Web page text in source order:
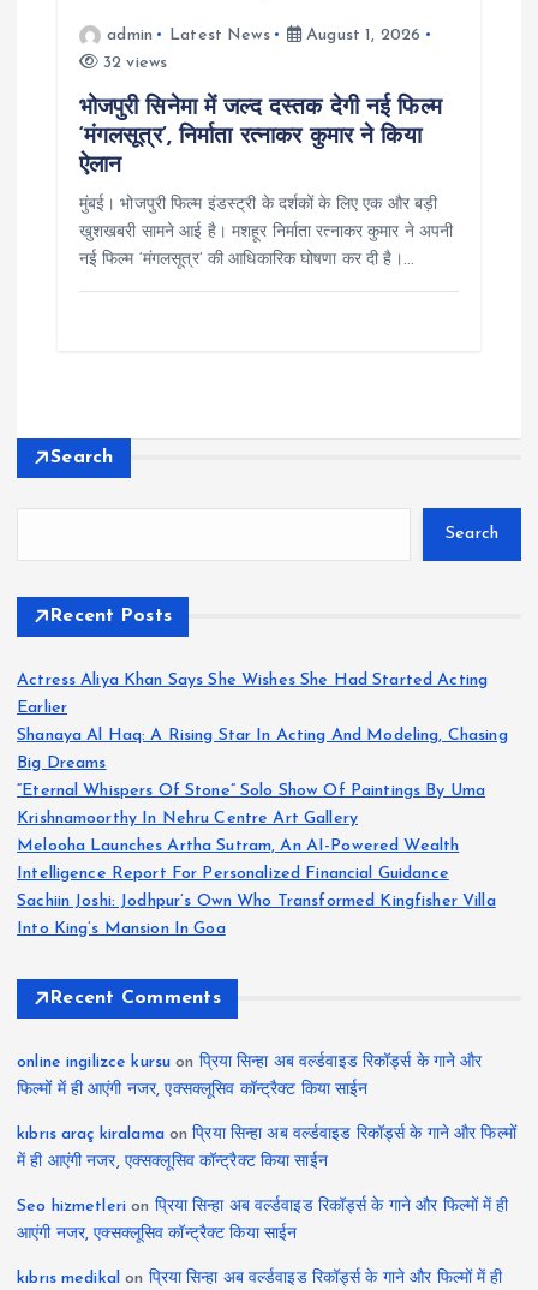
admin Latest News
August 1, 2026
32 views
भोजपुरी सिनेमा में जल्द दस्तक देगी नई फिल्म
‘मंगलसूत्र’, निर्माता रत्नाकर कुमार ने किया
ऐलान
मुंबई। भोजपुरी फिल्म इंडस्ट्री के दर्शकों के लिए एक और बड़ी
खुशखबरी सामने आई है। मशहूर निर्माता रत्नाकर कुमार ने अपनी
नई फिल्म ‘मंगलसूत्र’ की आधिकारिक घोषणा कर दी है।…
Search
Search
Recent Posts
Actress Aliya Khan Says She Wishes She Had Started Acting
Earlier
Shanaya Al Haq: A Rising Star In Acting And Modeling, Chasing
Big Dreams
“Eternal Whispers Of Stone” Solo Show Of Paintings By Uma
Krishnamoorthy In Nehru Centre Art Gallery
Melooha Launches Artha Sutram, An AI-Powered Wealth
Intelligence Report For Personalized Financial Guidance
Sachiin Joshi: Jodhpur’s Own Who Transformed Kingfisher Villa
Into King’s Mansion In Goa
Recent Comments
online ingilizce kursu on प्रिया सिन्हा अब वर्ल्डवाइड रिकॉर्ड्स के गाने और
फिल्मों में ही आएंगी नजर, एक्सक्लूसिव कॉन्ट्रैक्ट किया साईन
kıbrıs araç kiralamaonप्रिया सिन्हा अब वर्ल्डवाइड रिकॉर्ड्स के गाने और फिल्मों
में ही आएंगी नजर, एक्सक्लूसिव कॉन्ट्रैक्ट किया साईन
Seo hizmetleri on प्रिया सिन्हा अब वर्ल्डवाइड रिकॉर्ड्स के गाने और फिल्मों में ही
आएंगी नजर, एक्सक्लूसिव कॉन्ट्रैक्ट किया साईन
kıbrıs medikal on प्रिया सिन्हा अब वर्ल्डवाइड रिकॉर्ड्स के गाने और फिल्मों में ही